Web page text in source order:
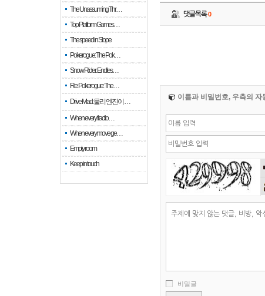
The Unassuming Thr…
Top Platform Games…
The speed in Slope
Pokerogue: The Pok…
Snow Rider: Endles…
Re: Pokerogue: The…
Drive Mad: 물리 엔진이 …
When every fractio…
When every move ge…
Empty room
Keep in touch
댓글목록0
이름과 비밀번호, 우측의
비밀글